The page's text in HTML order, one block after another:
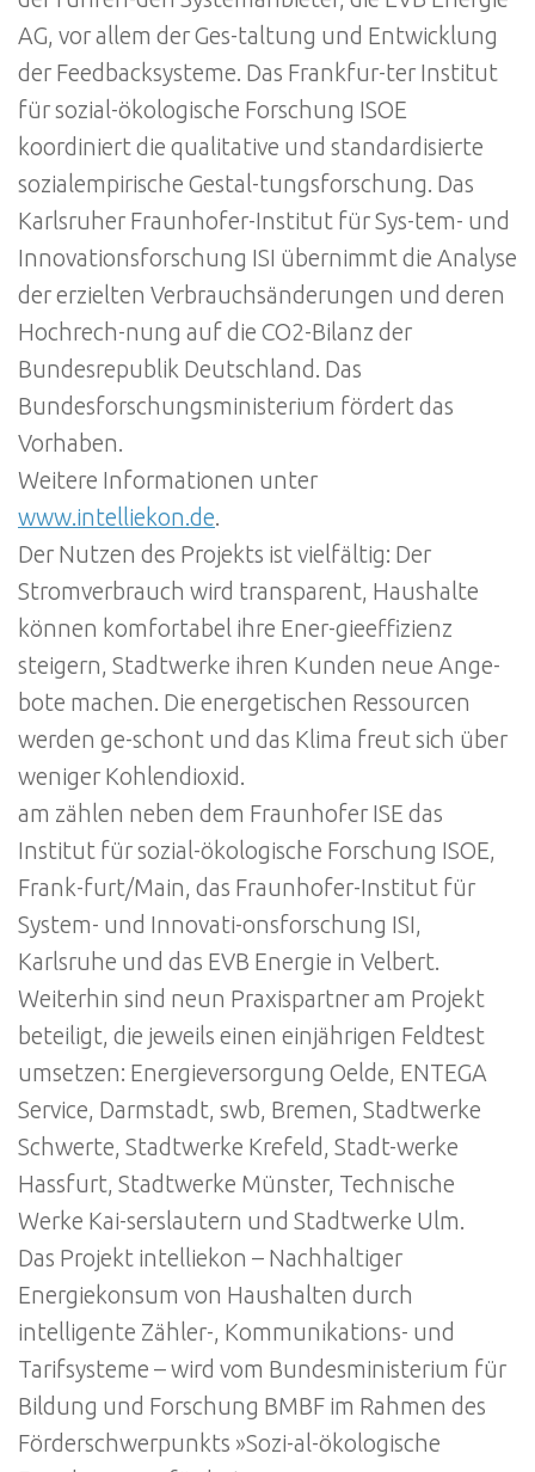
AG, vor allem der Ges-taltung und Entwicklung
der Feedbacksysteme. Das Frankfur-ter Institut
für sozial-ökologische Forschung ISOE
koordiniert die qualitative und standardisierte
sozialempirische Gestal-tungsforschung. Das
Karlsruher Fraunhofer-Institut für Sys-tem- und
Innovationsforschung ISI übernimmt die Analyse
der erzielten Verbrauchsänderungen und deren
Hochrech-nung auf die CO2-Bilanz der
Bundesrepublik Deutschland. Das
Bundesforschungsministerium fördert das
Vorhaben.
Weitere Informationen unter
www.intelliekon.de.
Der Nutzen des Projekts ist vielfältig: Der
Stromverbrauch wird transparent, Haushalte
können komfortabel ihre Ener-gieeffizienz
steigern, Stadtwerke ihren Kunden neue Ange-
bote machen. Die energetischen Ressourcen
werden ge-schont und das Klima freut sich über
weniger Kohlendioxid.
am zählen neben dem Fraunhofer ISE das
Institut für sozial-ökologische Forschung ISOE,
Frank-furt/Main, das Fraunhofer-Institut für
System- und Innovati-onsforschung ISI,
Karlsruhe und das EVB Energie in Velbert.
Weiterhin sind neun Praxispartner am Projekt
beteiligt, die jeweils einen einjährigen Feldtest
umsetzen: Energieversorgung Oelde, ENTEGA
Service, Darmstadt, swb, Bremen, Stadtwerke
Schwerte, Stadtwerke Krefeld, Stadt-werke
Hassfurt, Stadtwerke Münster, Technische
Werke Kai-serslautern und Stadtwerke Ulm.
Das Projekt intelliekon – Nachhaltiger
Energiekonsum von Haushalten durch
intelligente Zähler-, Kommunikations- und
Tarifsysteme – wird vom Bundesministerium für
Bildung und Forschung BMBF im Rahmen des
Förderschwerpunkts »Sozi-al-ökologische